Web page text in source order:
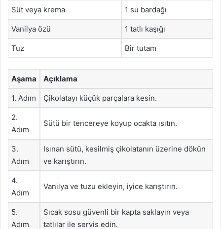
Süt veya krema 1 su bardağı
Vanilya özü 1 tatlı kaşığı
Tuz Bir tutam
Aşama Açıklama
1. Adım Çikolatayı küçük parçalara kesin.
2.
Adım
Sütü bir tencereye koyup ocakta ısıtın.
3.
Adım
Isınan sütü, kesilmiş çikolatanın üzerine dökün
ve karıştırın.
4.
Adım
Vanilya ve tuzu ekleyin, iyice karıştırın.
5.
Adım
Sıcak sosu güvenli bir kapta saklayın veya
tatlılar ile servis edin.